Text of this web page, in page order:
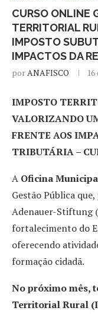
CURSO ONLINE
TERRITORIAL
IMPOSTO
IMPACTOS DA
porANAFISCO
IMPOSTO
VALORIZANDO
FRENTE AOS
TRIBUTÁRIA –
A Oficina
Gestão Pública
Adenauer-Stiftung
fortalecimento do
oferecendo
formação cidadã.
No próximo mês,
Territorial Rural